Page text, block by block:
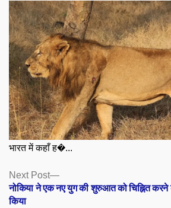
भारत में कहाँ ह�...
Posts
navigation
Next Post
Next
post:
नोकिया ने एक नए युग की शुरुआत को चिह्नित
किया